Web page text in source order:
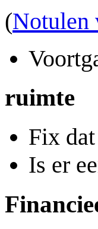
(Notulen
ruimte
Fix dat
Is er